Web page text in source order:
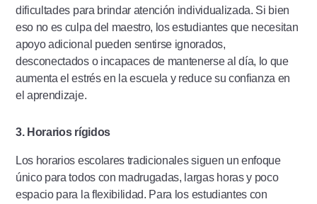
dificultades para brindar atención individualizada. Si bien
eso no es culpa del maestro, los estudiantes que necesitan
apoyo adicional pueden sentirse ignorados,
desconectados o incapaces de mantenerse al día, lo que
aumenta el estrés en la escuela y reduce su confianza en
el aprendizaje.
3. Horarios rígidos
Los horarios escolares tradicionales siguen un enfoque
único para todos con madrugadas, largas horas y poco
espacio para la flexibilidad. Para los estudiantes con